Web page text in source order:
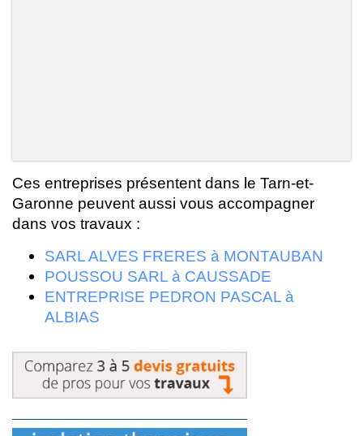
Ces entreprises présentent dans le Tarn-et-
Garonne peuvent aussi vous accompagner
dans vos travaux :
SARL ALVES FRERES à MONTAUBAN
POUSSOU SARL à CAUSSADE
ENTREPRISE PEDRON PASCAL à
ALBIAS